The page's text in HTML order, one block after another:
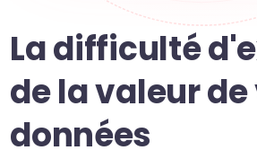
La difficulté
de la valeur de
données